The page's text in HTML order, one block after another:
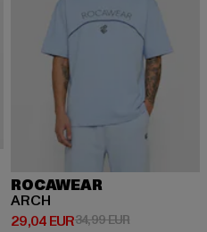
34,99 EUR
ROCAWEAR
ARCH
29,04 EUR
Derzeitiger Preis: 29,04 EUR
34,99 EURAktionspreis: